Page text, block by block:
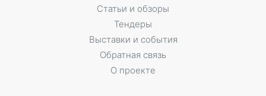
Статьи и обзоры
Тендеры
Выставки и события
Обратная связь
О проекте